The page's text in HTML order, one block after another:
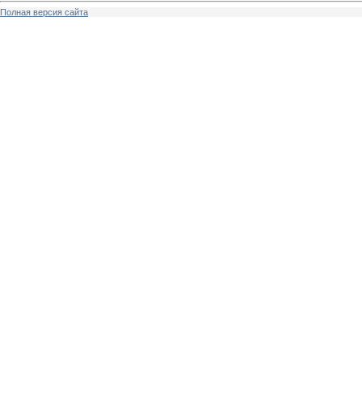
Полная версия сайта